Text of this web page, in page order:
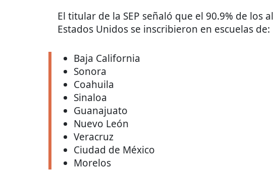
El titular de la SEP señaló que el 90.9% de los
Estados Unidos se inscribieron en escuelas de:
Baja California
Sonora
Coahuila
Sinaloa
Guanajuato
Nuevo León
Veracruz
Ciudad de México
Morelos